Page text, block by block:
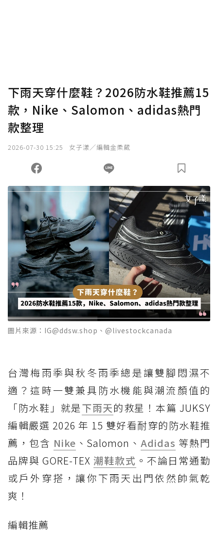
下雨天穿什麼鞋？2026防水鞋推薦15
款，Nike、Salomon、adidas熱門
款整理
2026-07-30 15:25 女子漾／編輯金柔葳
圖片來源：IG@ddsw.shop、@livestockcanada
台灣梅雨季與秋冬雨季總是讓雙腳悶濕不
適？這時一雙兼具防水機能與潮流顏值的
「防水鞋」就是下雨天的救星！本篇 JUKSY
編輯嚴選 2026 年 15 雙好看耐穿的防水鞋推
薦，包含 Nike 、Salomon、Adidas 等熱門
品牌與 GORE-TEX 潮鞋款式 。不論日常通勤
或戶外穿搭，讓你下雨天出門依然帥氣乾
爽！
編輯推薦